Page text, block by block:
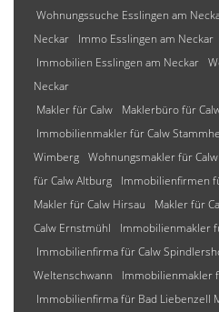
Wohnungssuche Esslingen am
Neckar
Immo Esslingen am Neckar
Immobilien Esslingen am Neckar
Neckar
Makler für Calw
Maklerbüro für
Immobilienmakler für Calw
Wimberg Wohnungsmakler für
für Calw Altburg
Immobilienfirmen
Makler für Calw Hirsau
Makler für
Calw Ernstmühl
Immobilienmakler
Immobilienfirma für Calw
Weltenschwann
Immobilienmakler
Immobilienfirma für Bad Liebenzell